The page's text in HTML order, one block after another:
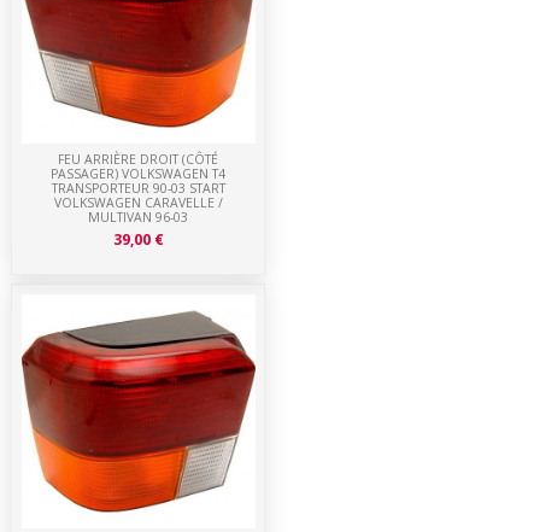
FEU ARRIÈRE DROIT (CÔTÉ
PASSAGER) VOLKSWAGEN T4
TRANSPORTEUR 90-03 START
VOLKSWAGEN CARAVELLE /
MULTIVAN 96-03
39,00 €